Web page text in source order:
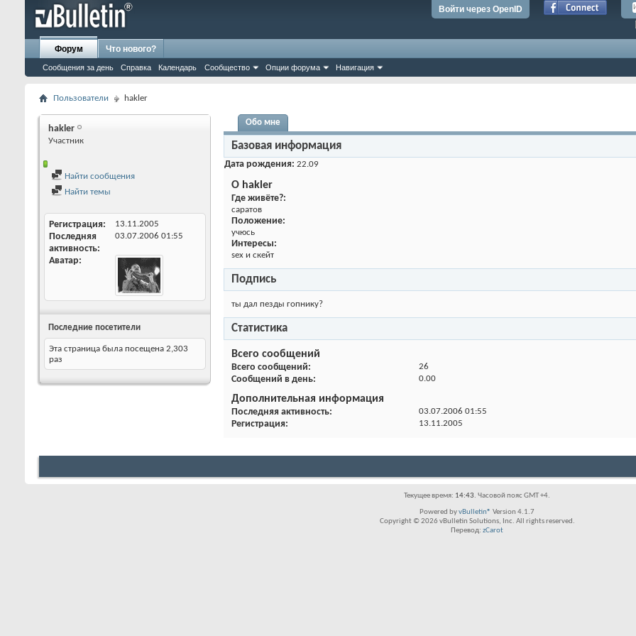
Войти через OpenID
Форум
Сообщения за день Справка Календарь Сообщество Опции форума Навигация
Что нового?
Пользователи hakler
hakler
Участник
Найти сообщения
Найти темы
Регистрация 13.11.2005
Последняя
активность
03.07.2006 01:55
Аватар
Последние посетители
Эта страница была посещена 2,303
раз
Обо мне
Базовая информация
Дата рождения 22.09
О hakler
Где живёте?:
cаратов
Положение:
учюсь
Интересы:
sex и скейт
Подпись
ты дал пезды гопнику?
Статистика
Всего сообщений
Всего сообщений 26
Сообщений в день 0.00
Дополнительная информация
Последняя активность 03.07.200601:55
Регистрация 13.11.2005
Текущее время: 14:43. Часовой пояс GMT +4.
Powered byvBulletin® Version 4.1.7
Copyright © 2026 vBulletin Solutions, Inc. All rights reserved.
Перевод: zCarot